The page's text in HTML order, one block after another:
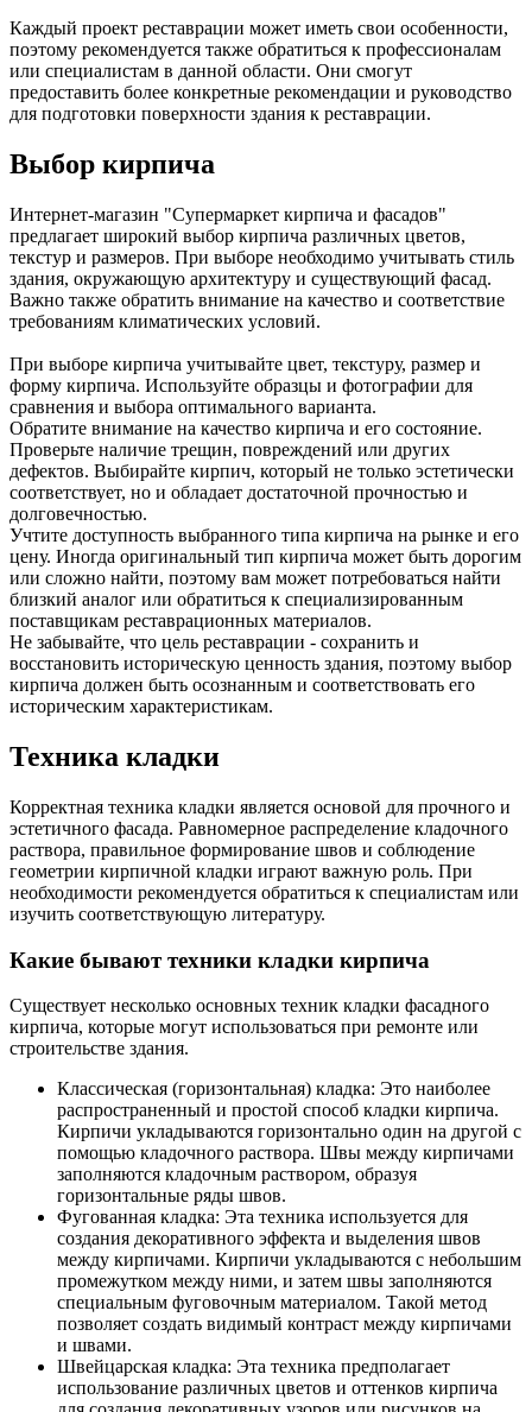
Каждый проект реставрации может иметь свои особенности,
поэтому рекомендуется также обратиться к профессионалам
или специалистам в данной области. Они смогут
предоставить более конкретные рекомендации и руководство
для подготовки поверхности здания к реставрации.
Выбор кирпича
Интернет-магазин "Супермаркет кирпича и фасадов"
предлагает широкий выбор кирпича различных цветов,
текстур и размеров. При выборе необходимо учитывать стиль
здания, окружающую архитектуру и существующий фасад.
Важно также обратить внимание на качество и соответствие
требованиям климатических условий.
При выборе кирпича учитывайте цвет, текстуру, размер и
форму кирпича. Используйте образцы и фотографии для
сравнения и выбора оптимального варианта.
Обратите внимание на качество кирпича и его состояние.
Проверьте наличие трещин, повреждений или других
дефектов. Выбирайте кирпич, который не только эстетически
соответствует, но и обладает достаточной прочностью и
долговечностью.
Учтите доступность выбранного типа кирпича на рынке и его
цену. Иногда оригинальный тип кирпича может быть дорогим
или сложно найти, поэтому вам может потребоваться найти
близкий аналог или обратиться к специализированным
поставщикам реставрационных материалов.
Не забывайте, что цель реставрации - сохранить и
восстановить историческую ценность здания, поэтому выбор
кирпича должен быть осознанным и соответствовать его
историческим характеристикам.
Техника кладки
Корректная техника кладки является основой для прочного и
эстетичного фасада. Равномерное распределение кладочного
раствора, правильное формирование швов и соблюдение
геометрии кирпичной кладки играют важную роль. При
необходимости рекомендуется обратиться к специалистам или
изучить соответствующую литературу.
Какие бывают техники кладки кирпича
Существует несколько основных техник кладки фасадного
кирпича, которые могут использоваться при ремонте или
строительстве здания.
Классическая (горизонтальная) кладка: Это наиболее
распространенный и простой способ кладки кирпича.
Кирпичи укладываются горизонтально один на другой с
помощью кладочного раствора. Швы между кирпичами
заполняются кладочным раствором, образуя
горизонтальные ряды швов.
Фугованная кладка: Эта техника используется для
создания декоративного эффекта и выделения швов
между кирпичами. Кирпичи укладываются с небольшим
промежутком между ними, и затем швы заполняются
специальным фуговочным материалом. Такой метод
позволяет создать видимый контраст между кирпичами
и швами.
Швейцарская кладка: Эта техника предполагает
использование различных цветов и оттенков кирпича